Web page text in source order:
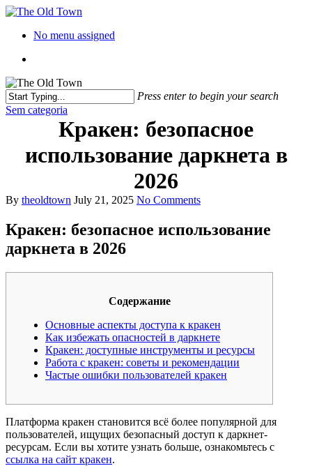
No menu assigned
Press enter to begin your search
Sem categoria
Кракен: безопасное
использование даркнета в
2026
By theoldtown July 21, 2025 No Comments
Кракен: безопасное использование
даркнета в 2026
Содержание
Основные аспекты доступа к кракен
Как избежать опасностей в даркнете
Кракен: доступные инструменты и ресурсы
Работа с кракен: советы и рекомендации
Частые ошибки пользователей кракен
Платформа кракен становится всё более популярной для
пользователей, ищущих безопасный доступ к даркнет-
ресурсам. Если вы хотите узнать больше, ознакомьтесь с
ссылка на сайт кракен.